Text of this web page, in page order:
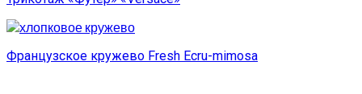
Французское кружево Fresh Ecru-mimosa